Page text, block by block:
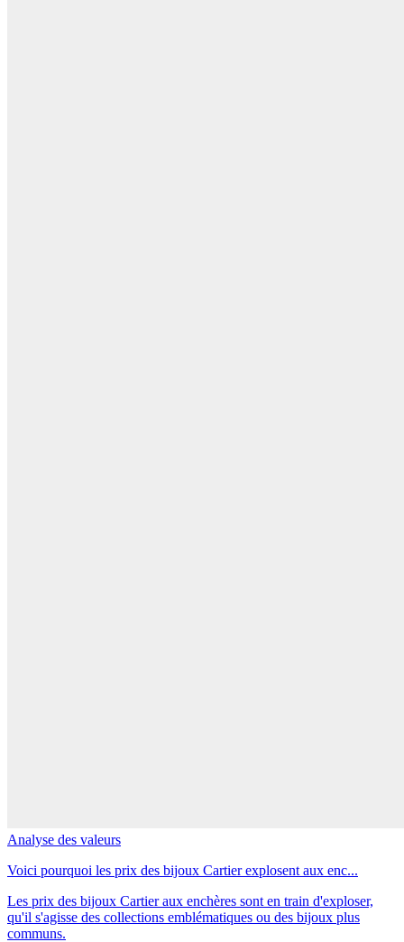
Analyse des valeurs
Voici pourquoi les prix des bijoux Cartier explosent aux enc...
Les prix des bijoux Cartier aux enchères sont en train d'exploser,
qu'il s'agisse des collections emblématiques ou des bijoux plus
communs.